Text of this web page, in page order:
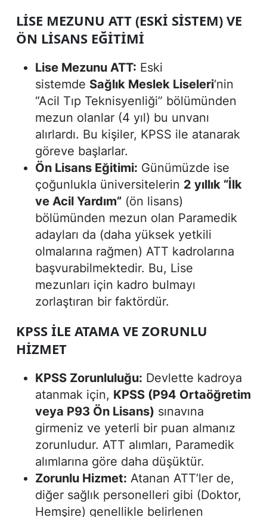
LISE MEZUNU ATT (ESKI SISTEM) VE
ÖN LISANS EĞITIMI
Lise Mezunu ATT: Eski
sistemde Sağlık Meslek Liseleri‘nin
“Acil Tıp Teknisyenliği” bölümünden
mezun olanlar (4 yıl) bu unvanı
alırlardı. Bu kişiler, KPSS ile atanarak
göreve başlarlar.
Ön Lisans Eğitimi: Günümüzde ise
çoğunlukla üniversitelerin 2 yıllık “İlk
ve Acil Yardım” (ön lisans)
bölümünden mezun olan Paramedik
adayları da (daha yüksek yetkili
olmalarına rağmen) ATT kadrolarına
başvurabilmektedir. Bu, Lise
mezunları için kadro bulmayı
zorlaştıran bir faktördür.
KPSS ILE ATAMA VE ZORUNLU
HIZMET
KPSS Zorunluluğu: Devlette kadroya
atanmak için, KPSS (P94 Ortaöğretim
veya P93 Ön Lisans) sınavına
girmeniz ve yeterli bir puan almanız
zorunludur. ATT alımları, Paramedik
alımlarına göre daha düşüktür.
Zorunlu Hizmet: Atanan ATT’ler de,
diğer sağlık personelleri gibi (Doktor,
Hemşire) genellikle belirlenen